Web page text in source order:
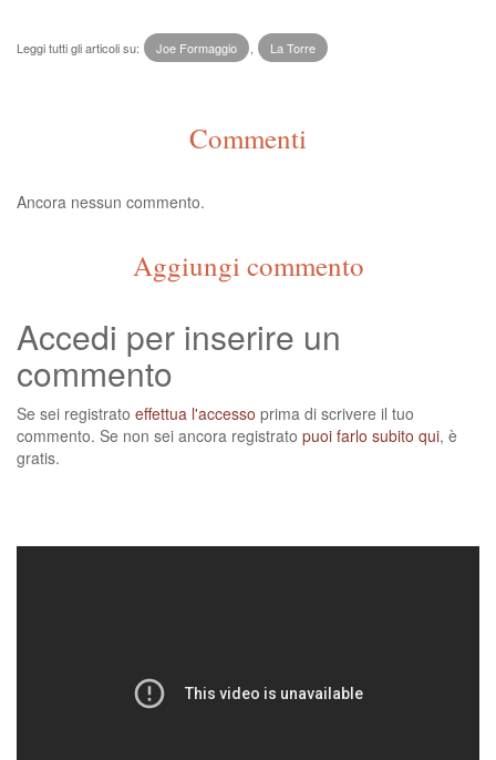
Leggi tutti gli articoli su: Joe Formaggio La Torre
Commenti
Ancora nessun commento.
Aggiungi commento
Accedi per inserire un
commento
Se sei registrato effettua l'accesso prima di scrivere il tuo
commento. Se non sei ancora registrato puoi farlo subito qui, è
gratis.